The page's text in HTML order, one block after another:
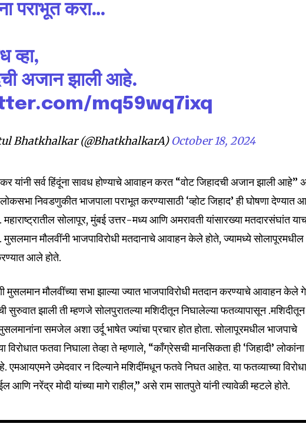
your email address on our website or click
32,111
पराभूत करा…
व्हा,
अजान झाली आहे.
mq59wq7ixq
Bhatkhalkar (@BhatkhalkarA) October 18, 2024
यांनी सर्व हिंदूंना सावध होण्याचे आवाहन करत “वोट जिहादची अजान झाली आहे”
निवडणुकीत भाजपाला पराभूत करण्यासाठी ‘व्होट जिहाद’ ही घोषणा देण्यात
सोलापूर, मुंबई उत्तर-मध्य आणि अमरावती यांसारख्या मतदारसंघांत
मुसलमान मौलवींनी भाजपाविरोधी मतदानाचे आवाहन केले होते, ज्यामध्ये सोलापूरमधील
आले होते.
मुसलमान मौलवींच्या सभा झाल्या ज्यात भाजपाविरोधी मतदान करण्याचे आवाहन केले
सुरुवात झाली ती म्हणजे सोलपुरातल्या मशिदीतून निघालेल्या फतव्यापासून .मशिदीतून
समजेल अशा उर्दू भाषेत ज्यांचा प्रचार होत होता. सोलापूरमधील भाजपाचे
विरोधात फतवा निघाला तेव्हा ते म्हणाले, “काँग्रेसची मानसिकता ही ‘जिहादी’ लोकांना
एमआयएमने उमेदवार न दिल्याने मशिदींमधून फतवे निघत आहेत. या फतव्याच्या
आणि नरेंद्र मोदी यांच्या मागे राहील,” असे राम सातपुते यांनी त्यावेळी म्हटले होते.